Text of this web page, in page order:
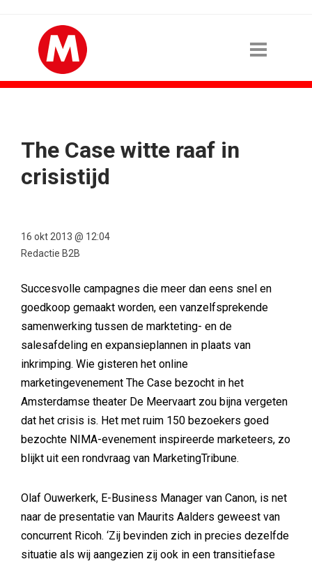
The Case witte raaf in
crisistijd
16 okt 2013 @ 12:04
Redactie B2B
Succesvolle campagnes die meer dan eens snel en
goedkoop gemaakt worden, een vanzelfsprekende
samenwerking tussen de markteting- en de
salesafdeling en expansieplannen in plaats van
inkrimping. Wie gisteren het online
marketingevenement The Case bezocht in het
Amsterdamse theater De Meervaart zou bijna vergeten
dat het crisis is. Het met ruim 150 bezoekers goed
bezochte NIMA-evenement inspireerde marketeers, zo
blijkt uit een rondvraag van MarketingTribune.
Olaf Ouwerkerk, E-Business Manager van Canon, is net
naar de presentatie van Maurits Aalders geweest van
concurrent Ricoh. ‘Zij bevinden zich in precies dezelfde
situatie als wij aangezien zij ook in een transitiefase